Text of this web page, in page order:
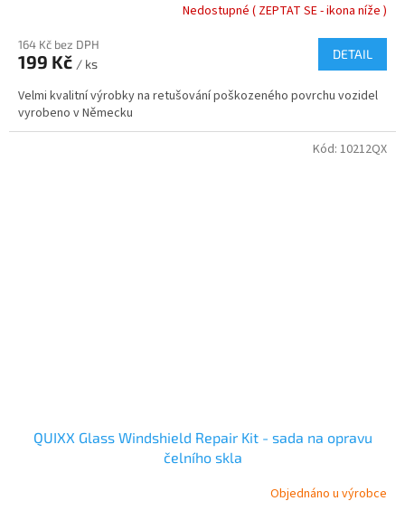
Nedostupné ( ZEPTAT SE - ikona níže )
164 Kč bez DPH
199 Kč / ks
DETAIL
Velmi kvalitní výrobky na retušování poškozeného povrchu vozidel
vyrobeno v Německu
QUIXX Glass Windshield Repair Kit - sada na opravu
čelního skla
Objednáno u výrobce
Kód: 10212QX